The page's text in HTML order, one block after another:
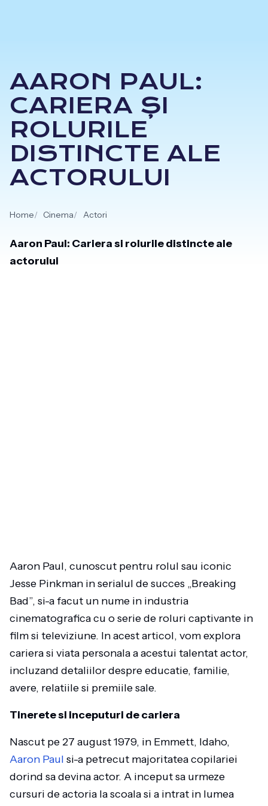
AARON PAUL:
CARIERA ȘI
ROLURILE
DISTINCTE ALE
ACTORULUI
Home Cinema Actori
Aaron Paul: Cariera si rolurile distincte ale
actorului
Aaron Paul, cunoscut pentru rolul sau iconic
Jesse Pinkman in serialul de succes „Breaking
Bad”, si-a facut un nume in industria
cinematografica cu o serie de roluri captivante in
film si televiziune. In acest articol, vom explora
cariera si viata personala a acestui talentat actor,
incluzand detaliilor despre educatie, familie,
avere, relatiile si premiile sale.
Tinerete si inceputuri de cariera
Nascut pe 27 august 1979, in Emmett, Idaho,
Aaron Paul si-a petrecut majoritatea copilariei
dorind sa devina actor. A inceput sa urmeze
cursuri de actoria la scoala si a intrat in lumea